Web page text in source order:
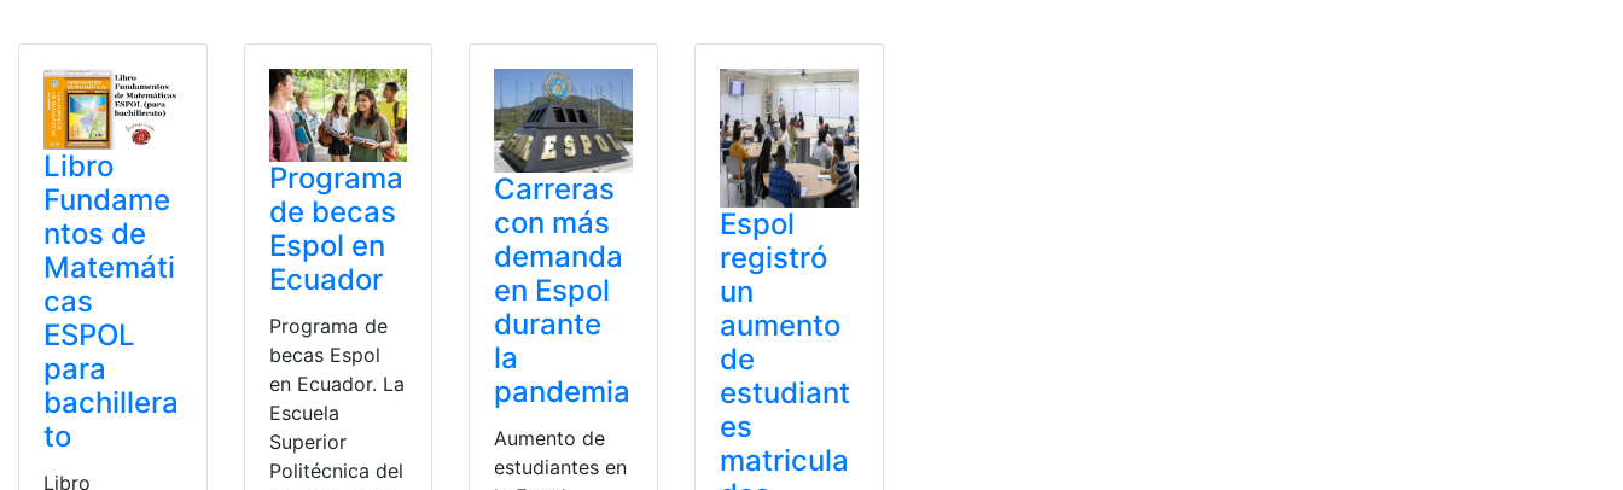
Libro
Fundame
ntos de
Matemáti
cas
ESPOL
para
bachillera
to
Libro
Programa
de becas
Espol en
Ecuador
Programa de
becas Espol
en Ecuador. La
Escuela
Superior
Politécnica del
Carreras
con más
demanda
en Espol
durante
la
pandemia
Aumento de
estudiantes en
Espol
registró
un
aumento
de
estudiant
es
matricula